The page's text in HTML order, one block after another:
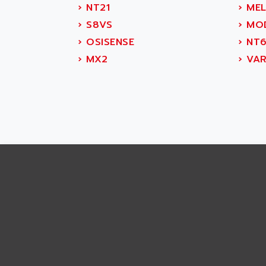
SMC600
SMC25 et SMC 35
SMC 50 / SMC 600
SMC 600
SMC
ABSOCODER
ABUS
ABUS ELECTRONIC
› NT21 ›
› S8VS ›
› OSISENSE ›
› MX2 ›